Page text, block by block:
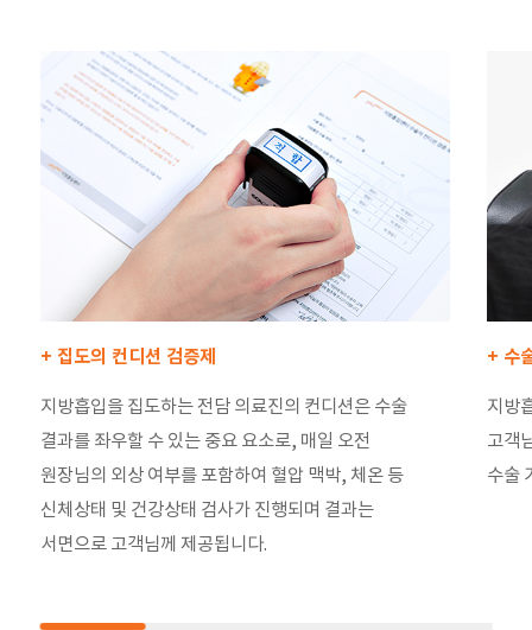
+ 집도의 컨디션 검증제
지방흡입을 집도하는 전담 의료진의 컨디션은 수술
결과를 좌우할 수 있는 중요 요소로, 매일 오전
원장님의 외상 여부를 포함하여 혈압 맥박, 체온 등
신체상태 및 건강상태 검사가 진행되며 결과는
서면으로 고객님께 제공됩니다.
+ 수
지방
고객
수술